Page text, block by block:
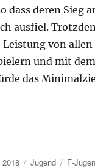
dass deren Sieg
ausfiel.
von allen
und mit
das
2018 Kategorien
Jugend F-